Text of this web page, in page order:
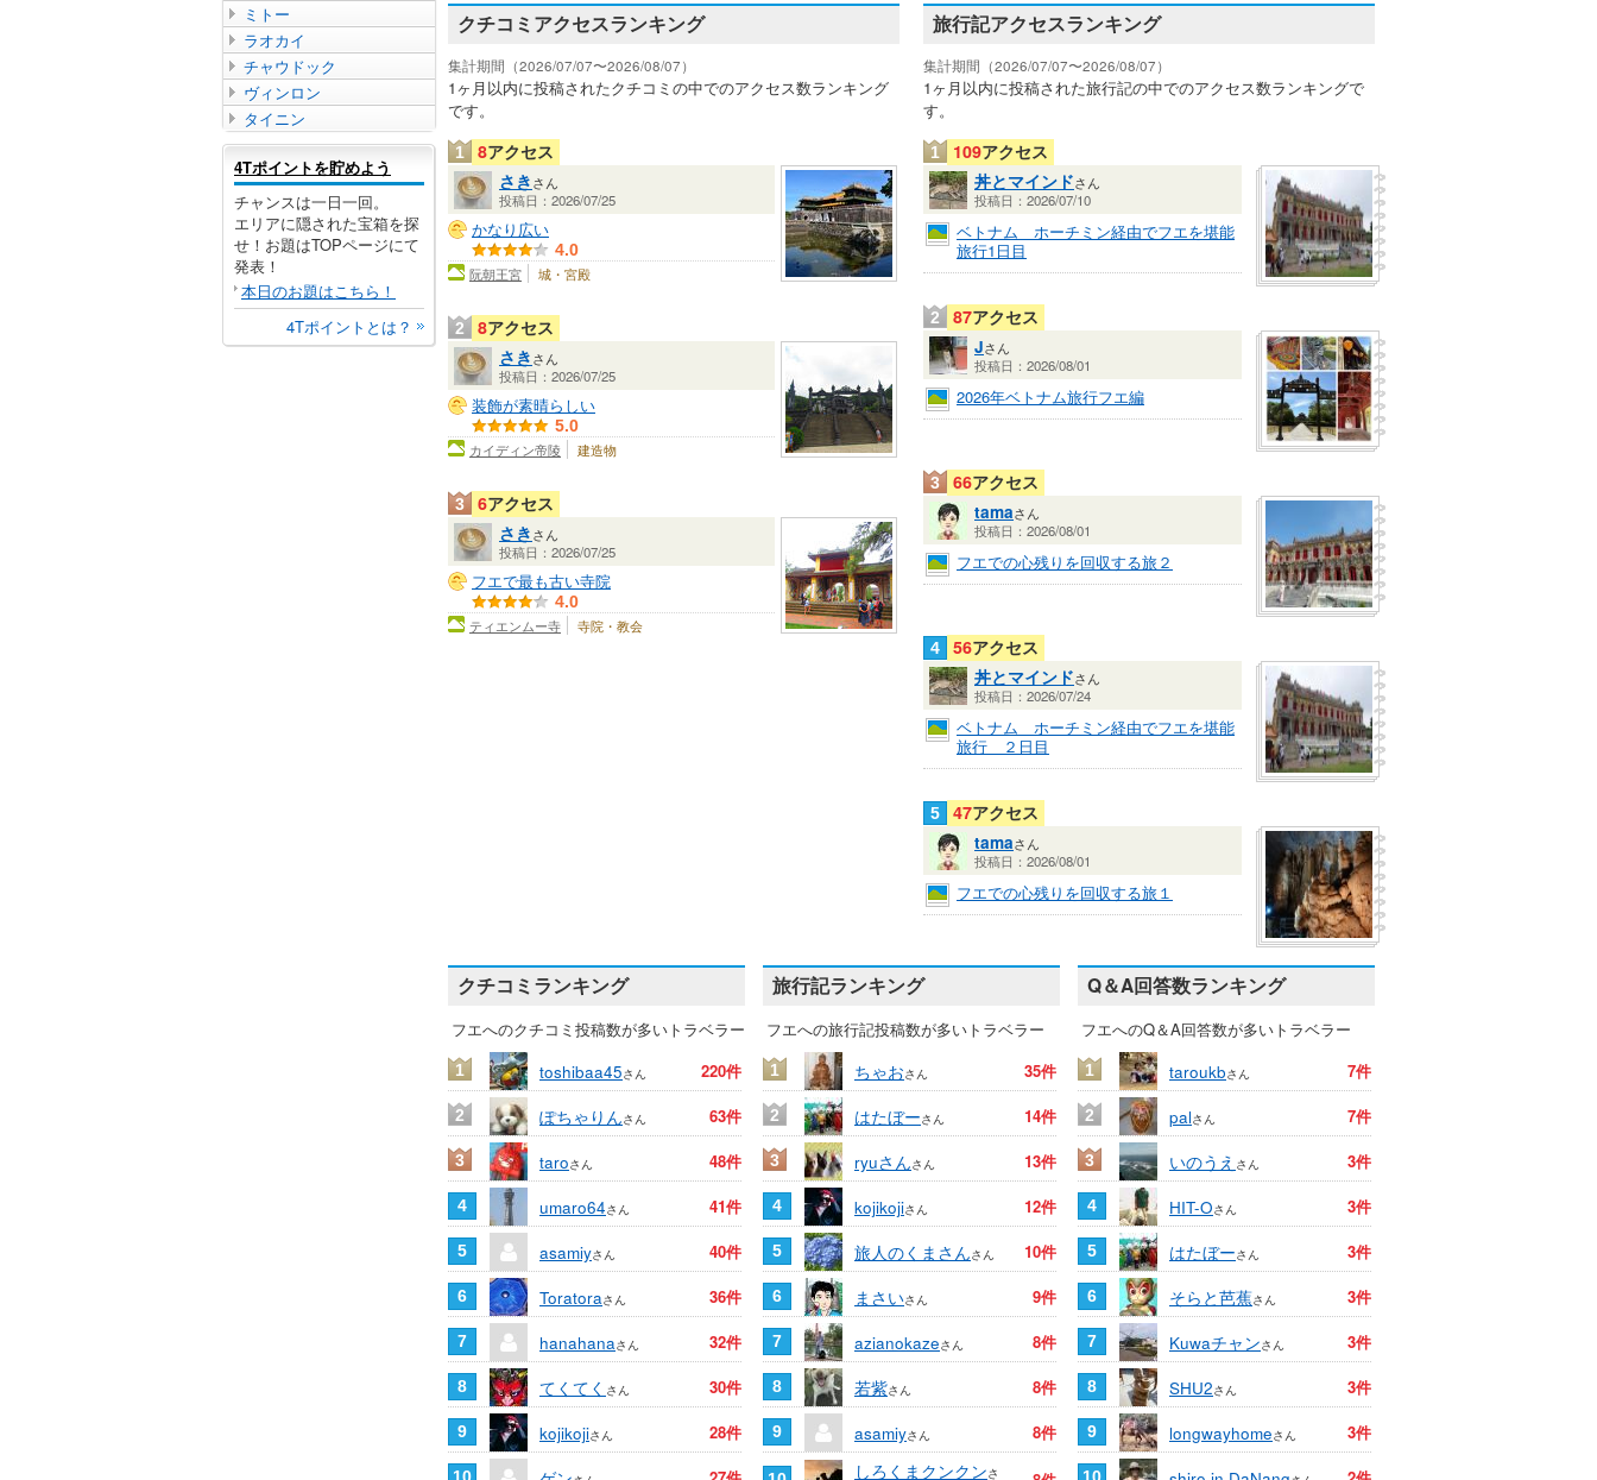
クチコミアクセスランキング
集計期間（2026/07/07〜2026/08/07）
1ヶ月以内に投稿されたクチコミの中でのアクセス数ランキング
です。
1 8アクセス
さきさん
投稿日：2026/07/25
かなり広い
4.0
阮朝王宮
城・宮殿
2 8アクセス
さきさん
投稿日：2026/07/25
装飾が素晴らしい
5.0
カイディン帝陵
建造物
3 6アクセス
さきさん
投稿日：2026/07/25
フエで最も古い寺院
4.0
ティエンムー寺
寺院・教会
旅行記アクセスランキング
集計期間（2026/07/07〜2026/08/07）
1ヶ月以内に投稿された旅行記の中でのアクセス数ランキングで
す。
1 109アクセス
丼とマインドさん
投稿日：2026/07/10
ベトナム ホーチミン経由でフエを堪能
旅行1日目
2 87アクセス
Jさん
投稿日：2026/08/01
2026年ベトナム旅行フエ編
3 66アクセス
tamaさん
投稿日：2026/08/01
フエでの心残りを回収する旅２
4 56アクセス
丼とマインドさん
投稿日：2026/07/24
ベトナム ホーチミン経由でフエを堪能
旅行 ２日目
5 47アクセス
tamaさん
投稿日：2026/08/01
フエでの心残りを回収する旅１
クチコミランキング
フエへのクチコミ投稿数が多いトラベラー
1 toshibaa45さん 220件
2 ぽちゃりんさん 63件
3 taroさん 48件
4 umaro64さん 41件
5 asamiyさん 40件
6 Toratoraさん 36件
7 hanahanaさん 32件
8 てくてく さん 30件
9 kojikojiさん 28件
旅行記ランキング
フエへの旅行記投稿数が多いトラベラー
1 ちゃおさん 35件
2 はたぼーさん 14件
3 ryuさんさん 13件
4 kojikojiさん 12件
5 旅人のくまさんさん 10件
6 まさいさん 9件
7 azianokazeさん 8件
8 若紫さん 8件
9 asamiyさん 8件
しろくまクンクンさ
Q＆A回答数ランキング
フエへのQ＆A回答数が多いトラベラー
1 taroukbさん 7件
2 palさん 7件
3 いのうえ さん 3件
4 HIT-Oさん 3件
5 はたぼーさん 3件
6 そらと芭蕉さん 3件
7 Kuwaチャンさん 3件
8 SHU2さん 3件
9 longwayhomeさん 3件
ミトー
ラオカイ
チャウドック
ヴィンロン
タイニン
4Tポイントを貯めよう
チャンスは一日一回。
エリアに隠された宝箱を探
せ！お題はTOPページにて
発表！
本日のお題はこちら！
4Tポイントとは？